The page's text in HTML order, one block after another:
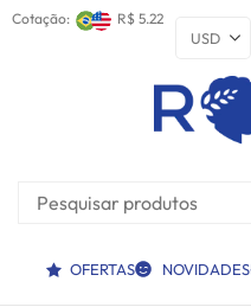
Cotação: R$ 5.22
OFERTAS NOVIDADES